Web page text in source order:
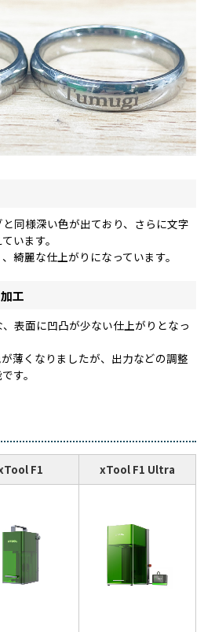
同様深い色が出ており、さらに文字
います。
綺麗な仕上がりになっています。
工
表面に凹凸が少ない仕上がりとなっ
薄くなりましたが、出力などの調整
す。
F1 xTool F1 Ultra